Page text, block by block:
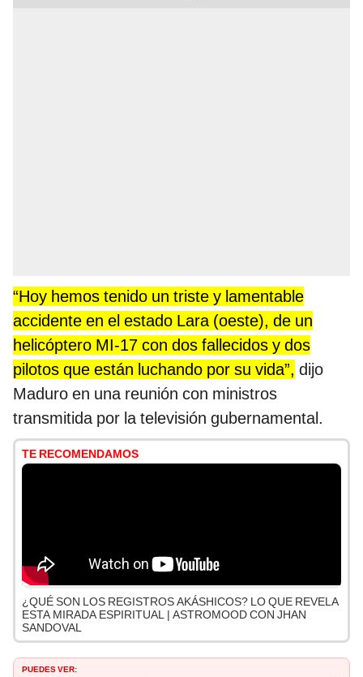
“Hoy hemos tenido un triste y lamentable
accidente en el estado Lara (oeste), de un
helicóptero MI-17 con dos fallecidos y dos
pilotos que están luchando por su vida”, dijo
Maduro en una reunión con ministros
transmitida por la televisión gubernamental.
TE RECOMENDAMOS
¿QUÉ SON LOS REGISTROS AKÁSHICOS? LO QUE REVELA
ESTA MIRADA ESPIRITUAL | ASTROMOOD CON JHAN
SANDOVAL
PUEDES VER: